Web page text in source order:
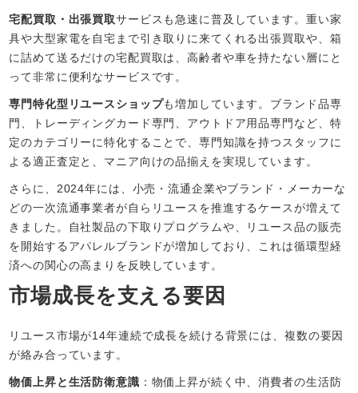
宅配買取・出張買取サービスも急速に普及しています。重い家
具や大型家電を自宅まで引き取りに来てくれる出張買取や、箱
に詰めて送るだけの宅配買取は、高齢者や車を持たない層にと
って非常に便利なサービスです。
専門特化型リユースショップも増加しています。ブランド品専
門、トレーディングカード専門、アウトドア用品専門など、特
定のカテゴリーに特化することで、専門知識を持つスタッフに
よる適正査定と、マニア向けの品揃えを実現しています。
さらに、2024年には、小売・流通企業やブランド・メーカーな
どの一次流通事業者が自らリユースを推進するケースが増えて
きました。自社製品の下取りプログラムや、リユース品の販売
を開始するアパレルブランドが増加しており、これは循環型経
済への関心の高まりを反映しています。
市場成長を支える要因
リユース市場が14年連続で成長を続ける背景には、複数の要因
が絡み合っています。
物価上昇と生活防衛意識 ：物価上昇が続く中、消費者の生活防